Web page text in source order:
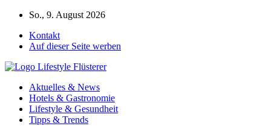
Zum
springen
So., 9. August 2026
Kontakt
Auf dieser Seite werben
Aktuelles & News
Hotels & Gastronomie
Lifestyle & Gesundheit
Tipps & Trends